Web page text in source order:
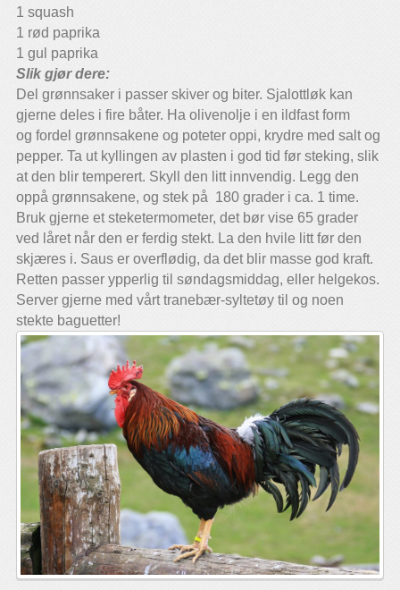
1 squash
1 rød paprika
1 gul paprika
Slik gjør dere:
Del grønnsaker i passer skiver og biter. Sjalottløk kan
gjerne deles i fire båter. Ha olivenolje i en ildfast form
og fordel grønnsakene og poteter oppi, krydre med salt og
pepper. Ta ut kyllingen av plasten i god tid før steking, slik
at den blir temperert. Skyll den litt innvendig. Legg den
oppå grønnsakene, og stek på 180 grader i ca. 1 time.
Bruk gjerne et steketermometer, det bør vise 65 grader
ved låret når den er ferdig stekt. La den hvile litt før den
skjæres i. Saus er overflødig, da det blir masse god kraft.
Retten passer ypperlig til søndagsmiddag, eller helgekos.
Server gjerne med vårt tranebær-syltetøy til og noen
stekte baguetter!